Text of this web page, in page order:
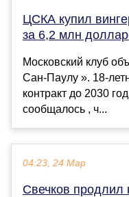
ЦСКА купил
за 6,2 млн
Московский клуб
Сан-Паулу ». 18-
контракт до 2030
сообщалось , ч...
04:23, 24 Мар
Свечков продлил